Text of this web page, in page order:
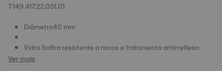
T149.417.22.051.01
Diâmetro40 mm
Vidro Safira resistente a riscos e tratamento antirreflexo
Ver mais